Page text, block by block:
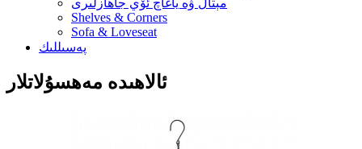
Shelves & Corners
Sofa & Loveseat
پەسىللىك
ئالاھىدە مەھسۇلاتلار